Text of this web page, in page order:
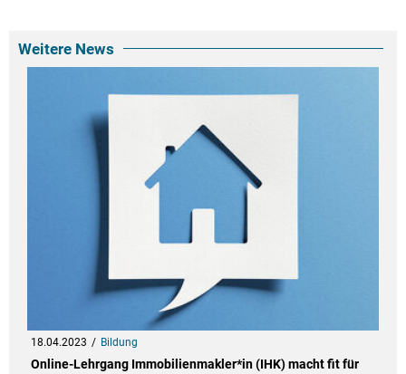
Weitere News
18.04.2023 Bildung
Online-Lehrgang Immobilienmakler*in (IHK) macht fit für